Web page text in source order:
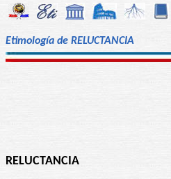
Etimología de RELUCTANCIA
RELUCTANCIA